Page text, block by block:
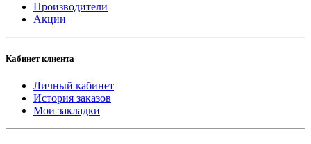
Производители
Акции
Кабинет клиента
Личный кабинет
История заказов
Мои закладки